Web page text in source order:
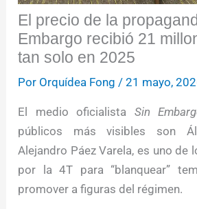
El precio de la
Embargo recibió 21
tan solo en 2025
Por Orquídea Fong /21 mayo,
El medio oficialista Sin
públicos más visibles son
Alejandro Páez Varela, es uno de
por la 4T para “blanquear”
promover a figuras del régimen.